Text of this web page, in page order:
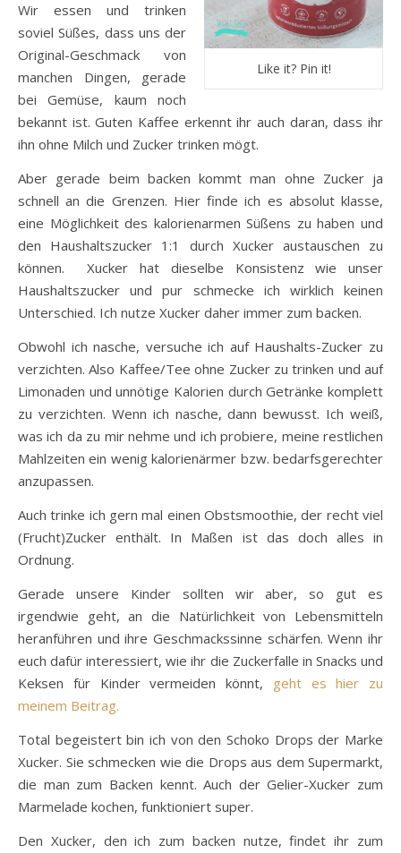
Like it? Pin it!
Wir essen und trinken
soviel Süßes, dass uns der
Original-Geschmack von
manchen Dingen, gerade
bei Gemüse, kaum noch
bekannt ist. Guten Kaffee erkennt ihr auch daran, dass ihr
ihn ohne Milch und Zucker trinken mögt.
Aber gerade beim backen kommt man ohne Zucker ja
schnell an die Grenzen. Hier finde ich es absolut klasse,
eine Möglichkeit des kalorienarmen Süßens zu haben und
den Haushaltszucker 1:1 durch Xucker austauschen zu
können. Xucker hat dieselbe Konsistenz wie unser
Haushaltszucker und pur schmecke ich wirklich keinen
Unterschied. Ich nutze Xucker daher immer zum backen.
Obwohl ich nasche, versuche ich auf Haushalts-Zucker zu
verzichten. Also Kaffee/Tee ohne Zucker zu trinken und auf
Limonaden und unnötige Kalorien durch Getränke komplett
zu verzichten. Wenn ich nasche, dann bewusst. Ich weiß,
was ich da zu mir nehme und ich probiere, meine restlichen
Mahlzeiten ein wenig kalorienärmer bzw. bedarfsgerechter
anzupassen.
Auch trinke ich gern mal einen Obstsmoothie, der recht viel
(Frucht)Zucker enthält. In Maßen ist das doch alles in
Ordnung.
Gerade unsere Kinder sollten wir aber, so gut es
irgendwie geht, an die Natürlichkeit von Lebensmitteln
heranführen und ihre Geschmackssinne schärfen. Wenn ihr
euch dafür interessiert, wie ihr die Zuckerfalle in Snacks und
Keksen für Kinder vermeiden könnt, geht es hier zu
meinem Beitrag.
Total begeistert bin ich von den Schoko Drops der Marke
Xucker. Sie schmecken wie die Drops aus dem Supermarkt,
die man zum Backen kennt. Auch der Gelier-Xucker zum
Marmelade kochen, funktioniert super.
Den Xucker, den ich zum backen nutze, findet ihr zum